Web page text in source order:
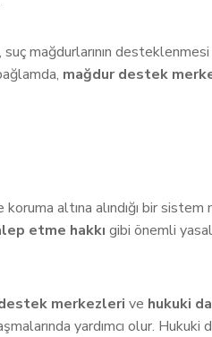
suç mağdurlarının
mağdur destek
altına alındığı bir
etme hakkı gibi önemli
merkezleri ve hukuki
yardımcı olur. Hukuki